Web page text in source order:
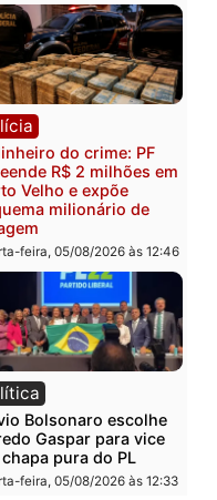
Brasil
TCE reúne candidatos ao
Governo e apresenta
diagnóstico que pode
mudar os rumos de
Rondônia
quarta-feira, 05/08/2026 às
Polícia
O dinheiro do crime: PF
apreende R$ 2 milhões
Porto Velho e expõe
esquema milionário de
lavagem